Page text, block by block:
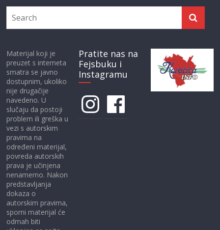
Materijal koji je
preuzet s interneta
smatra se javno
dostupnim, ukoliko
nije drugačije
navedeno. U
slučaju da postoji
problem ili greška u
vezi s autorskim
pravima na
određeni materijal,
povreda autorskih
prava je učinjena
nenamerno. Nakon
predstavljanja
dokaza o
autorskim pravima,
sporni materijal će
odmah biti
Pratite nas na
Fejsbuku i
Instagramu
InstagramFacebook